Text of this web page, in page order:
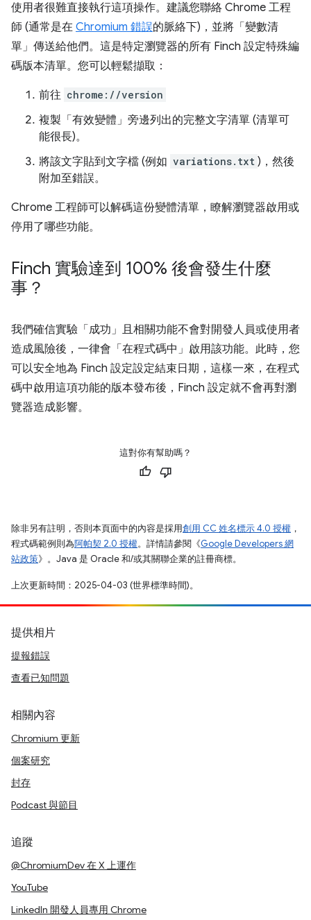
使用者很難直接執行這項操作。建議您聯絡 Chrome 工程
師 (通常是在 Chromium 錯誤的脈絡下)，並將「變數清
單」傳送給他們。這是特定瀏覽器的所有 Finch 設定特殊編
碼版本清單。您可以輕鬆擷取：
前往 chrome://version
複製「有效變體」旁邊列出的完整文字清單 (清單可
能很長)。
將該文字貼到文字檔 (例如 variations.txt )，然後
附加至錯誤。
Chrome 工程師可以解碼這份變體清單，瞭解瀏覽器啟用或
停用了哪些功能。
Finch 實驗達到 100% 後會發生什麼
事？
我們確信實驗「成功」且相關功能不會對開發人員或使用者
造成風險後，一律會「在程式碼中」啟用該功能。此時，您
可以安全地為 Finch 設定設定結束日期，這樣一來，在程式
碼中啟用這項功能的版本發布後，Finch 設定就不會再對瀏
覽器造成影響。
這對你有幫助嗎？
除非另有註明，否則本頁面中的內容是採用創用 CC 姓名標示 4.0 授權 ，
程式碼範例則為阿帕契 2.0 授權。詳情請參閱《Google Developers 網
站政策》。Java 是 Oracle 和/或其關聯企業的註冊商標。
上次更新時間：2025-04-03 (世界標準時間)。
提供相片
提報錯誤
查看已知問題
相關內容
Chromium 更新
個案研究
封存
Podcast 與節目
追蹤
@ChromiumDev 在 X 上運作
YouTube
LinkedIn 開發人員專用 Chrome